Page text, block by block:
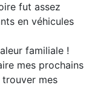
fut assez
en véhicules
familiale !
mes prochains
mes